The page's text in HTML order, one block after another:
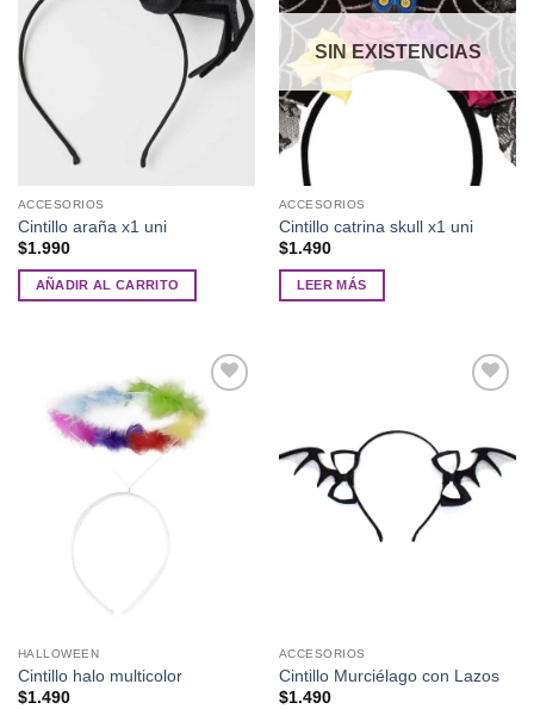
deseos
ACCESORIOS
Cintillo araña x1 uni
$1.990
AÑADIR AL CARRITO
deseos
SIN EXISTENCIAS
ACCESORIOS
Cintillo catrina skull x1 uni
$1.490
LEER MÁS
Añadir
HALLOWEEN
Cintillo halo multicolor
$1.490
deseos
ACCESORIOS
Cintillo Murciélago con Lazos
$1.490